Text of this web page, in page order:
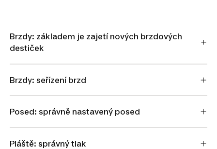
Brzdy: základem je zajetí nových brzdových
destiček
Brzdy: seřízení brzd
Posed: správně nastavený posed
Pláště: správný tlak